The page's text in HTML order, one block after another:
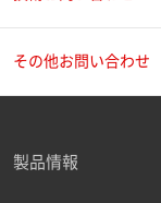
ご勤務先
その他お問い合わせ
製品情報